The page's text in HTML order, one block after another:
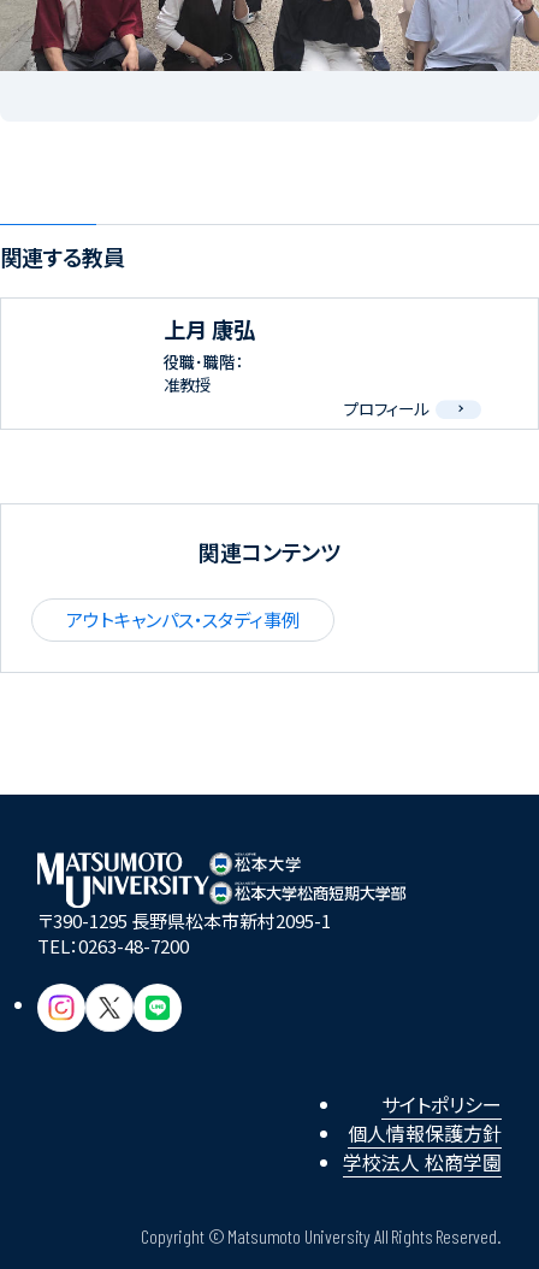
関連する教員
上月 康弘
役職･職階：
准教授
プロフィール
関連コンテンツ
アウトキャンパス・スタディ事例
〒390-1295 長野県松本市新村2095-1
TEL：0263-48-7200
サイトポリシー
個人情報保護方針
学校法人 松商学園
Copyright © Matsumoto University All Rights Reserved.